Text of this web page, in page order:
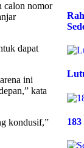
calon nomor
dapat
ini
kata
kondusif,”